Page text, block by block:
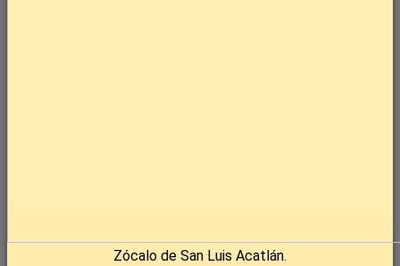
Zócalo de San Luis Acatlán.